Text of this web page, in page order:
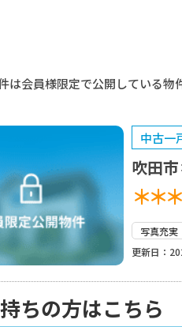
は会員様限定で公開している物
中古一
吹田
＊＊
写真充実
更新日：
ちの方はこちら